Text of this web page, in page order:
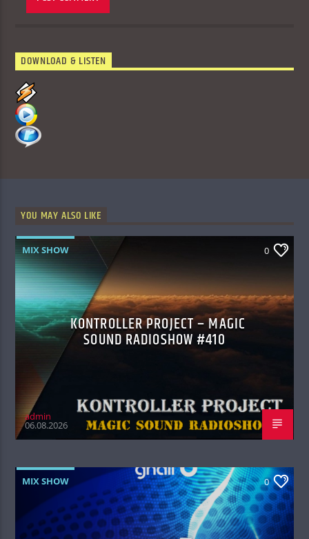
DOWNLOAD & LISTEN
YOU MAY ALSO LIKE
MIX SHOW 0
KONTROLLER PROJECT – MAGIC
SOUND RADIOSHOW #410
admin
06.08.2026
MIX SHOW 0